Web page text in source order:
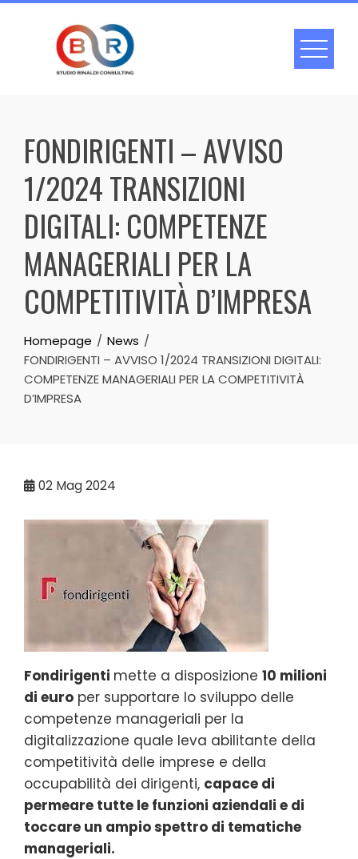
Skip
FONDIRIGENTI – AVVISO
1/2024 TRANSIZIONI
DIGITALI: COMPETENZE
MANAGERIALI PER LA
COMPETITIVITÀ D’IMPRESA
Homepage
News
FONDIRIGENTI – AVVISO 1/2024 TRANSIZIONI DIGITALI:
COMPETENZE MANAGERIALI PER LA COMPETITIVITÀ
D’IMPRESA
02 Mag 2024
Fondirigenti mette a disposizione 10 milioni
di euro per supportare lo sviluppo delle
competenze manageriali per la
digitalizzazione quale leva abilitante della
competitività delle imprese e della
occupabilità dei dirigenti, capace di
permeare tutte le funzioni aziendali e di
toccare un ampio spettro di tematiche
manageriali.